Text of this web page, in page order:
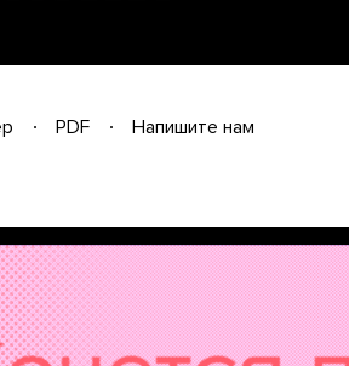
PDF
Напишите нам